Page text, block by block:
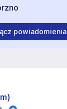
powiadomienia